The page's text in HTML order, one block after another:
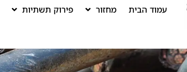
עמוד הבית מחזור פירוק תשתיות